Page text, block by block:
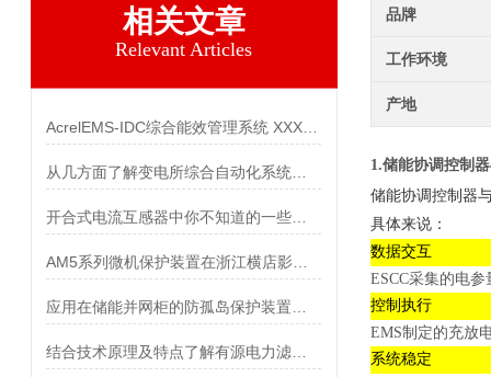
相关文章
Relevant Articles
品牌
工作环境
产地
1.储能协调控制
储能协调控制器
具体来说：
数据交互
ESCC采集的电
控制执行
EMS制定的充放
系统稳定